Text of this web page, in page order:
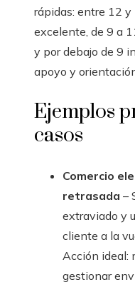
rápidas: entre 12
excelente, de 9 a
y por debajo de 9
apoyo y
Ejemplos
casos
Comercio
retrasada –
extraviado y
cliente a la
Acción ideal:
gestionar